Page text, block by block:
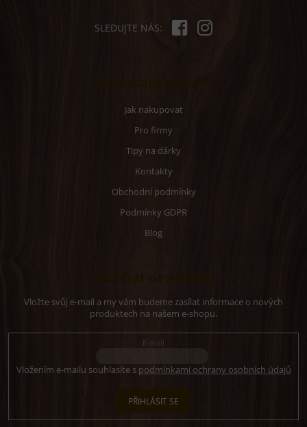
SLEDUJTE NÁS:
Jak nakupovat
Pro firmy
Tipy na dárky
Kontakty
Obchodní podmínky
Podmínky GDPR
Blog
Vložte svůj e-mail a my vám budeme zasílat informace o nových
produktech na našem e-shopu.
E-mail
Vložením e-mailu souhlasíte s podmínkami ochrany osobních údajů
PŘIHLÁSIT SE